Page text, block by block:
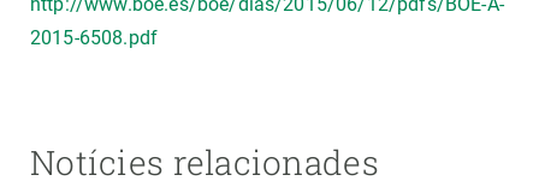
2015-6508.pdf
Notícies relacionades